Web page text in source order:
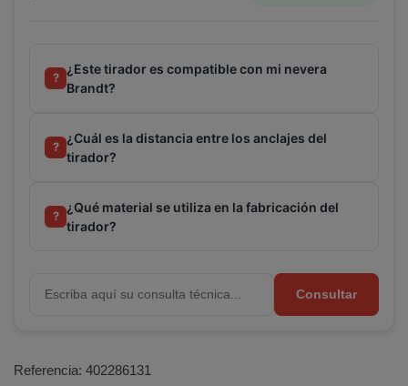
?
¿Este tirador es compatible con mi nevera
Brandt?
?
¿Cuál es la distancia entre los anclajes del
tirador?
?
¿Qué material se utiliza en la fabricación del
tirador?
Consultar
Referencia: 402286131